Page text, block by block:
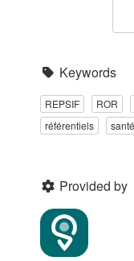
Keywords
REPSIF ROR
référentiels
santé
Provided by